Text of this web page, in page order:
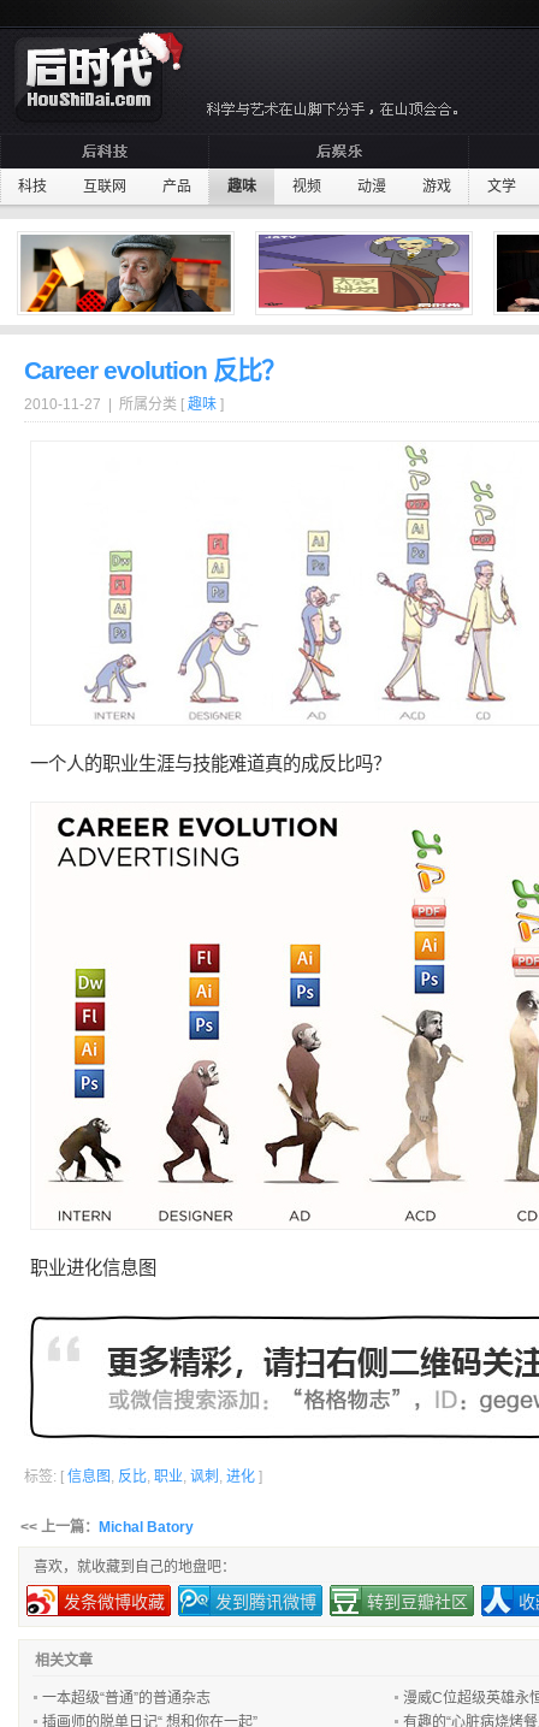
科技 互联网 产品 趣味 视频 动漫 游戏 文学
Career evolution 反比？
2010-11-27 | 所属分类 [ 趣味 ]
一个人的职业生涯与技能难道真的成反比吗？
职业进化信息图
标签: [ 信息图 , 反比, 职业, 讽刺 , 进化 ]
<< 上一篇： Michal Batory
喜欢，就收藏到自己的地盘吧：
发条微博收藏 发到腾讯微博 转到豆瓣社区
相关文章
一本超级“普通”的普通杂志
漫威C位超级英雄永
插画师的脱单日记“ 想和你在一起”
有趣的“心脏病烧烤